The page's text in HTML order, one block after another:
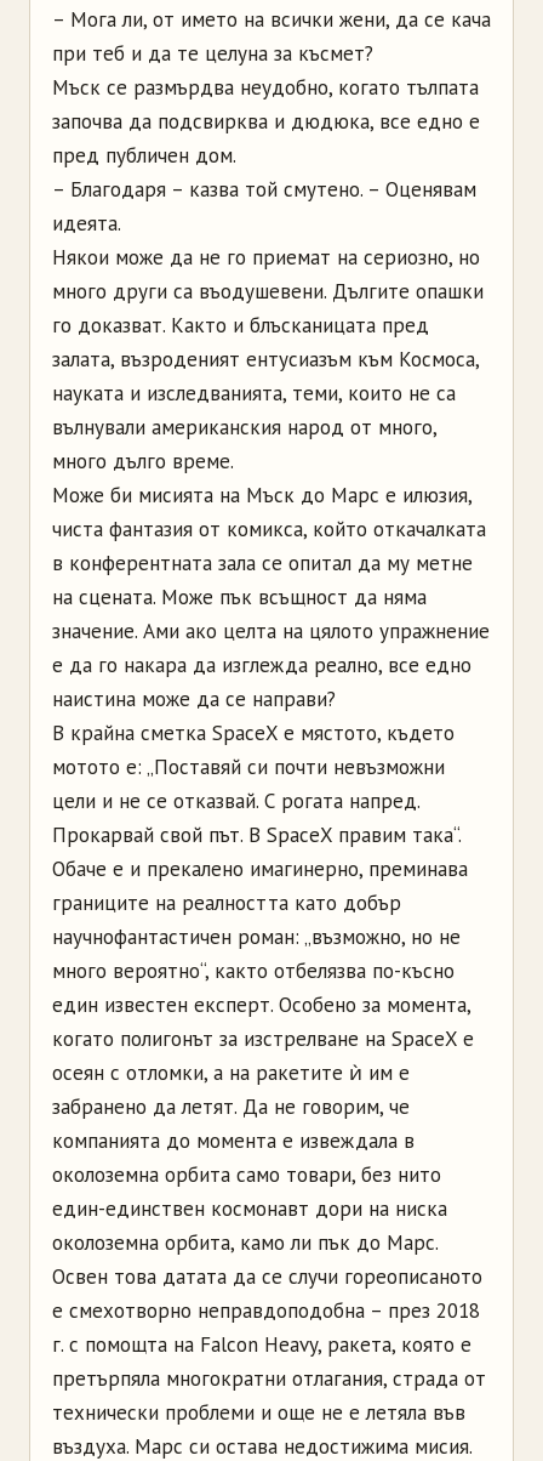
– Мога ли, от името на всички жени, да се кача
при теб и да те целуна за късмет?
Мъск се размърдва неудобно, когато тълпата
започва да подсвирква и дюдюка, все едно е
пред публичен дом.
– Благодаря – казва той смутено. – Оценявам
идеята.
Някои може да не го приемат на сериозно, но
много други са въодушевени. Дългите опашки
го доказват. Както и блъсканицата пред
залата, възроденият ентусиазъм към Космоса,
науката и изследванията, теми, които не са
вълнували американския народ от много,
много дълго време.
Може би мисията на Мъск до Марс е илюзия,
чиста фантазия от комикса, който откачалката
в конферентната зала се опитал да му метне
на сцената. Може пък всъщност да няма
значение. Ами ако целта на цялото упражнение
е да го накара да изглежда реално, все едно
наистина може да се направи?
В крайна сметка SpaceX е мястото, където
мотото е: „Поставяй си почти невъзможни
цели и не се отказвай. С рогата напред.
Прокарвай свой път. В SpaceX правим така“.
Обаче е и прекалено имагинерно, преминава
границите на реалността като добър
научнофантастичен роман: „възможно, но не
много вероятно“, както отбелязва по-късно
един известен експерт. Особено за момента,
когато полигонът за изстрелване на SpaceX е
осеян с отломки, а на ракетите ѝ им е
забранено да летят. Да не говорим, че
компанията до момента е извеждала в
околоземна орбита само товари, без нито
един-единствен космонавт дори на ниска
околоземна орбита, камо ли пък до Марс.
Освен това датата да се случи гореописаното
е смехотворно неправдоподобна – през 2018
г. с помощта на Falcon Heavy, ракета, която е
претърпяла многократни отлагания, страда от
технически проблеми и още не е летяла във
въздуха. Марс си остава недостижима мисия.